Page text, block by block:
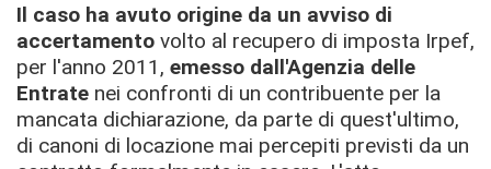
Il caso ha avuto origine da un avviso di
accertamento volto al recupero di imposta Irpef,
per l'anno 2011, emesso dall'Agenzia delle
Entrate nei confronti di un contribuente per la
mancata dichiarazione, da parte di quest'ultimo,
di canoni di locazione mai percepiti previsti da un